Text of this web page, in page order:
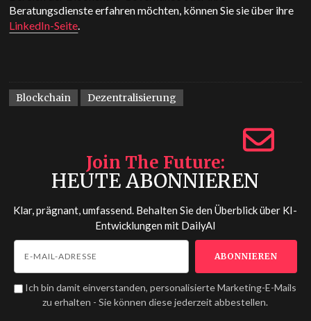
Beratungsdienste erfahren möchten, können Sie sie über ihre
LinkedIn-Seite.
Blockchain Dezentralisierung
Join The Future
HEUTE ABONNIEREN
Klar, prägnant, umfassend. Behalten Sie den Überblick über KI-
Entwicklungen mit DailyAI
Ich bin damit einverstanden, personalisierte Marketing-E-Mails
zu erhalten - Sie können diese jederzeit abbestellen.